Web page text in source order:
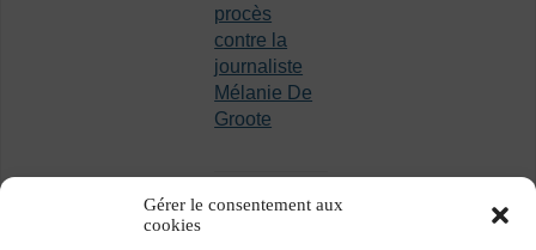
Gérer le consentement aux
cookies
procès
contre la
journaliste
Mélanie De
Groote